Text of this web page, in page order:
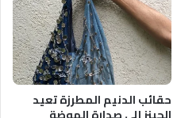
حقائب الدنيم المطرزة تعيد